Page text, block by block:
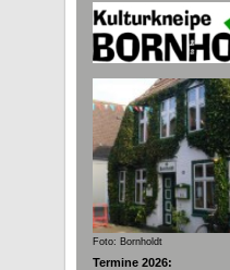
Foto: Bornholdt
Termine 2026: